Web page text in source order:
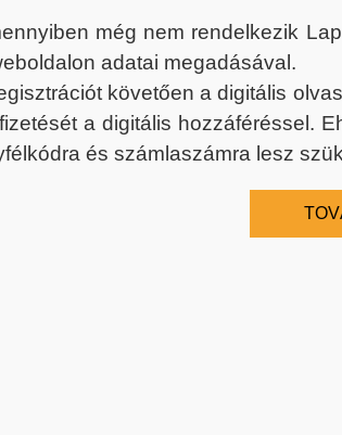
még nem rendelkezik
adatai megadásával.
követően a digitális
a digitális hozzáféréssel.
és számlaszámra lesz